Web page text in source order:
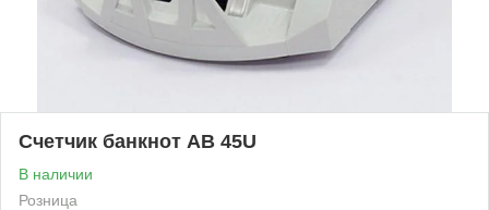
Счетчик банкнот AB 45U
В наличии
Розница